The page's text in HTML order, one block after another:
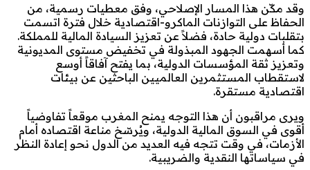
وقد مكّن هذا المسار الإصلاحي، وفق معطيات رسمية، من
الحفاظ على التوازنات الماكرو-اقتصادية خلال فترة اتسمت
بتقلبات دولية حادة، فضلاً عن تعزيز السيادة المالية للمملكة.
كما أسهمت الجهود المبذولة في تخفيض مستوى المديونية
وتعزيز ثقة المؤسسات الدولية، بما يفتح آفاقاً أوسع
لاستقطاب المستثمرين العالميين الباحثين عن بيئات
اقتصادية مستقرة.
ويرى مراقبون أن هذا التوجه يمنح المغرب موقعاً تفاوضياً
أقوى في السوق المالية الدولية، ويُرسّخ مناعة اقتصاده أمام
الأزمات، في وقت تتجه فيه العديد من الدول نحو إعادة النظر
في سياساتها النقدية والضريبية.